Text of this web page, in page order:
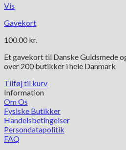
Vis
Gavekort
100.00 kr.
Et gavekort til Danske Guldsmede
over 200 butikker i hele Danmark
Tilføj til kurv
Information
Om Os
Fysiske Butikker
Handelsbetingelser
Persondatapolitik
FAQ